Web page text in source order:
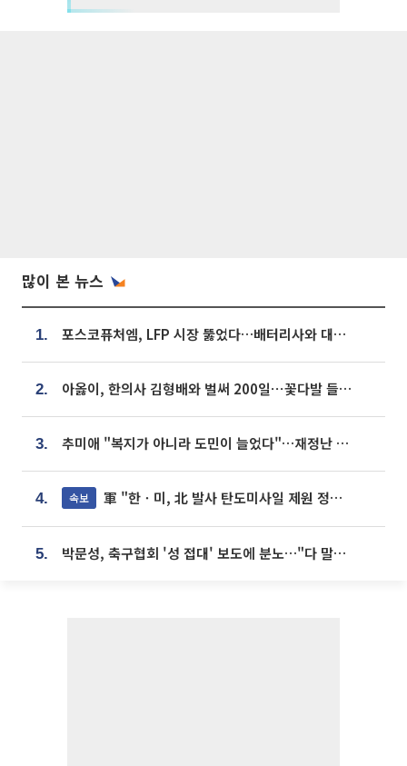
많이 본 뉴스
1. 포스코퓨처엠, LFP 시장 뚫었다…배터리사와 대규모 장기 공급 합의
2. 아옳이, 한의사 김형배와 벌써 200일⋯꽃다발 들고 "프러포즈 아냐"
3. 추미애 "복지가 아니라 도민이 늘었다"…재정난 책임론 정면돌파
4. 속보 軍 "한ㆍ미, 北 발사 탄도미사일 제원 정밀분석 중"
5. 박문성, 축구협회 '성 접대' 보도에 분노…"다 말아먹으려고 작정했나"